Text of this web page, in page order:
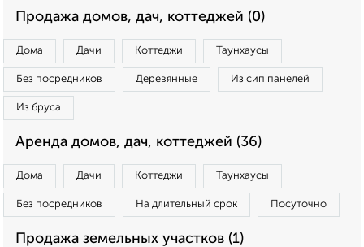
Продажа домов, дач, коттеджей (0)
Дома Дачи Коттеджи Таунхаусы
Без посредников Деревянные Из сип панелей
Из бруса
Аренда домов, дач, коттеджей (36)
Дома Дачи Коттеджи Таунхаусы
Без посредников На длительный срок Посуточно
Продажа земельных участков (1)